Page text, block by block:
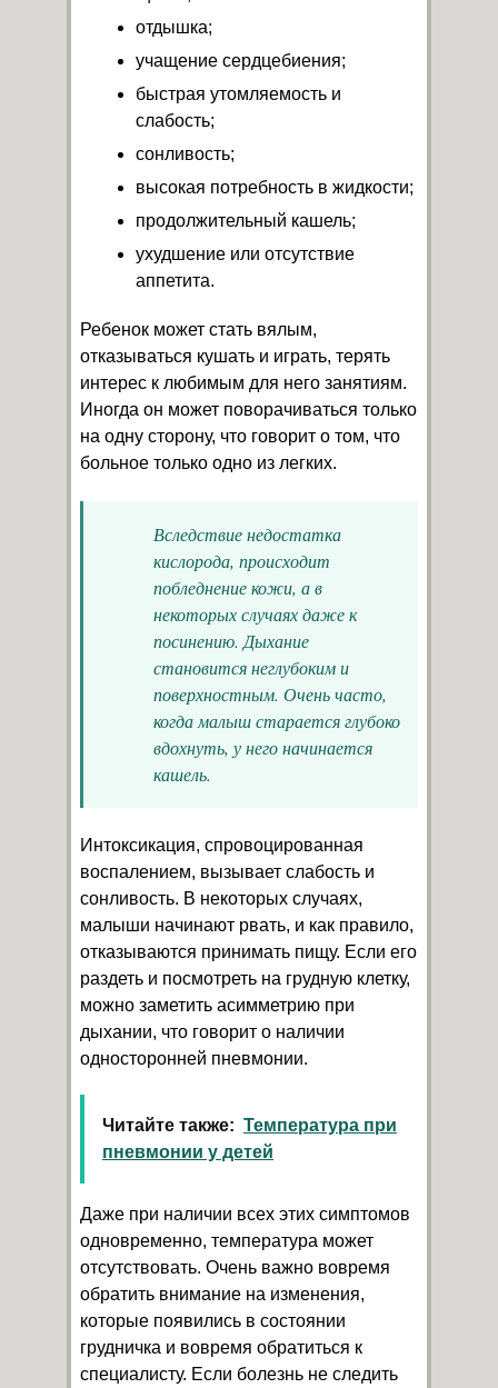
отдышка;
учащение сердцебиения;
быстрая утомляемость и
слабость;
сонливость;
высокая потребность в жидкости;
продолжительный кашель;
ухудшение или отсутствие
аппетита.
Ребенок может стать вялым,
отказываться кушать и играть, терять
интерес к любимым для него занятиям.
Иногда он может поворачиваться только
на одну сторону, что говорит о том, что
больное только одно из легких.
Вследствие недостатка
кислорода, происходит
побледнение кожи, а в
некоторых случаях даже к
посинению. Дыхание
становится неглубоким и
поверхностным. Очень часто,
когда малыш старается глубоко
вдохнуть, у него начинается
кашель.
Интоксикация, спровоцированная
воспалением, вызывает слабость и
сонливость. В некоторых случаях,
малыши начинают рвать, и как правило,
отказываются принимать пищу. Если его
раздеть и посмотреть на грудную клетку,
можно заметить асимметрию при
дыхании, что говорит о наличии
односторонней пневмонии.
Читайте также: Температура при
пневмонии у детей
Даже при наличии всех этих симптомов
одновременно, температура может
отсутствовать. Очень важно вовремя
обратить внимание на изменения,
которые появились в состоянии
грудничка и вовремя обратиться к
специалисту. Если болезнь не следить